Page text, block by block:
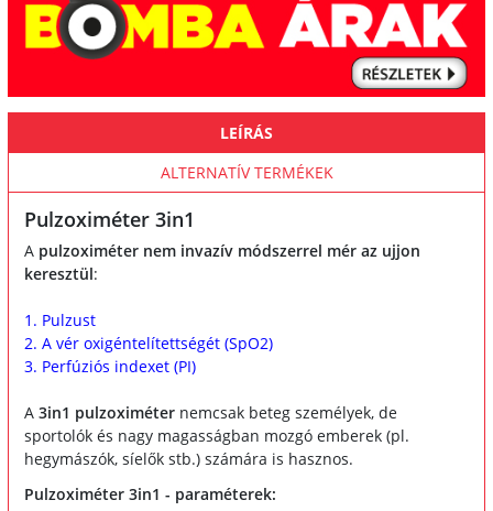
LEÍRÁS
ALTERNATÍV TERMÉKEK
Pulzoximéter 3in1
A pulzoximéter nem invazív módszerrel mér az ujjon
keresztül:
1. Pulzust
2. A vér oxigéntelítettségét (SpO2)
3. Perfúziós indexet (PI)
A 3in1 pulzoximéter nemcsak beteg személyek, de
sportolók és nagy magasságban mozgó emberek (pl.
hegymászók, síelők stb.) számára is hasznos.
Pulzoximéter 3in1 - paraméterek: